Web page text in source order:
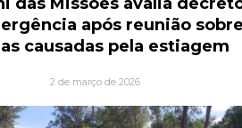
após reunião sobre
causadas pela estiagem
2 de março de 2026